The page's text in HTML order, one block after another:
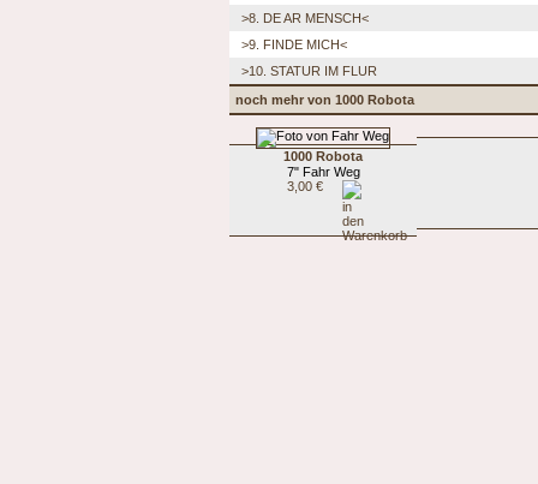
>8. DE AR MENSCH<
>9. FINDE MICH<
>10. STATUR IM FLUR
noch mehr von 1000 Robota
1000 Robota
7" Fahr Weg
3,00 €